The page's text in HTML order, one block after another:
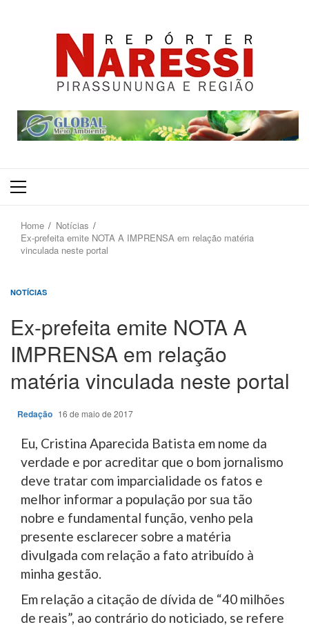
Primary
Home
Notícias
Ex-prefeita emite NOTA A IMPRENSA em relação matéria
vinculada neste portal
NOTÍCIAS
Ex-prefeita emite NOTA A
IMPRENSA em relação
matéria vinculada neste portal
Redação 16 de maio de 2017
Eu, Cristina Aparecida Batista em nome da
verdade e por acreditar que o bom jornalismo
deve tratar com imparcialidade os fatos e
melhor informar a população por sua tão
nobre e fundamental função, venho pela
presente esclarecer sobre a matéria
divulgada com relação a fato atribuído à
minha gestão.
Em relação a citação de dívida de “40 milhões
de reais”, ao contrário do noticiado, se refere